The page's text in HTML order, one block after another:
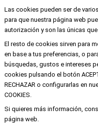
Mi cuenta
Aviso legal
Condiciones de
Copyright ©
Las cookies pueden ser de
para que nuestra página web
autorización y son las únicas
El resto de cookies sirven para
en base a tus preferencias, o
búsquedas, gustos e intereses
cookies pulsando el botón
RECHAZAR o configurarlas en
COOKIES.
Si quieres más información,
página web.